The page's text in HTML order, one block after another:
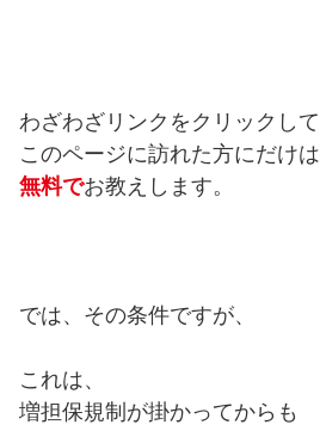
わざわざリンクをクリックして
このページに訪れた方にだけは
無料でお教えします。
では、その条件ですが、
これは、
増担保規制が掛かってからも